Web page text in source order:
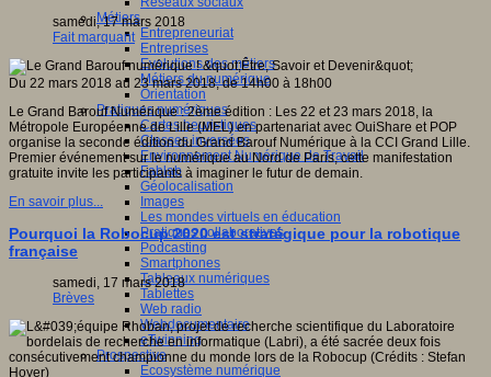
Métiers
Entrepreneuriat
Entreprises
Evolutions des métiers
Métiers du numérique
Orientation
Pratiques numériques
Cartes heuristiques
Classes inversées
Environnement Numérique de Travail
Fablab
Géolocalisation
Images
Les mondes virtuels en éducation
Pratiques collaboratives
Podcasting
Smartphones
Tableaux numériques
Tablettes
Web radio
Webdocumentaire
eTwinning
Prospective
Ecosystème numérique
samedi, 17 mars 2018
Fait marquant
Du 22 mars 2018 au 23 mars 2018, de 14h00 à 18h00
Le Grand Barouf Numérique : 2ème édition : Les 22 et 23 mars 2018, la
Métropole Européenne de Lille (MEL) en partenariat avec OuiShare et POP
organise la seconde édition du Grand Barouf Numérique à la CCI Grand Lille.
Premier événement sur le numérique au Nord de Paris, cette manifestation
gratuite invite les participants à imaginer le futur de demain.
En savoir plus...
Pourquoi la Robocup 2020 est stratégique pour la robotique
française
samedi, 17 mars 2018
Brèves